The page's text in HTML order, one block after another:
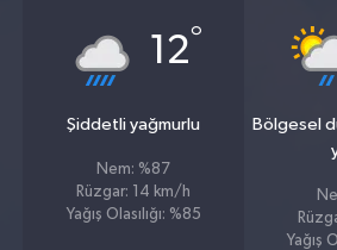
12°
Şiddetli yağmurlu
Nem: %87
Rüzgar: 14 km/h
Yağış Olasılığı: %85
Bölgesel
Yağış